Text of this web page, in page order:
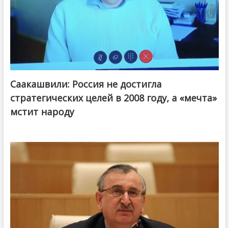
Саакашвили: Россия не достигла
стратегических целей в 2008 году, а «мечта»
мстит народу